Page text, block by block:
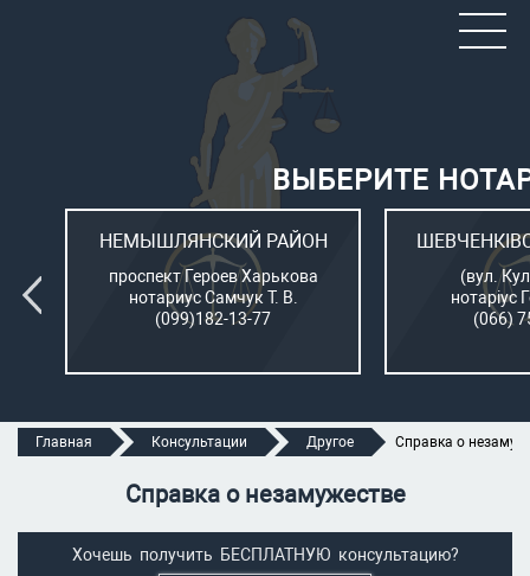
ВЫБЕРИТЕ
НЕМЫШЛЯНСКИЙ РАЙОН
проспект Героев Харькова
нотариус Самчук Т. В.
(099)182-13-77
(вул.
нотаріус
(066)
Главная Консультации Другое Справка о
Справка о незамужестве
Хочешь получить БЕСПЛАТНУЮ консультацию?